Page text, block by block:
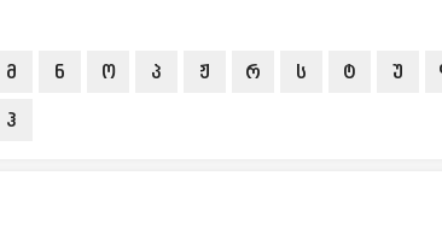
მ ნ ო პ ჟ რ ს ტ უ
ჰ